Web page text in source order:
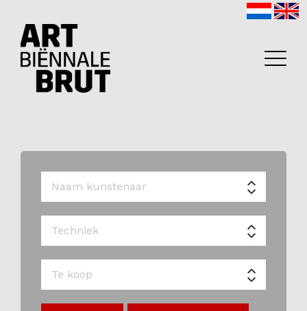
Home
Exposanten
2026
Programma